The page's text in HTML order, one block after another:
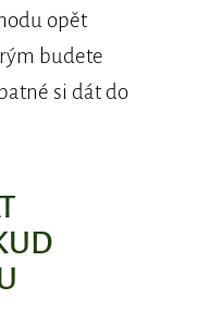
opět
budete
si dát do